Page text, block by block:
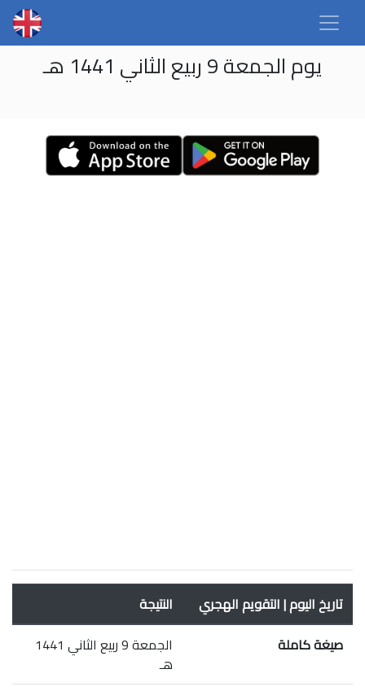
يوم الجمعة 9 ربيع الثاني 1441 هـ
تاريخ اليوم | التقويم الهجري
النتيجة
صيغة كاملة
الجمعة 9 ربيع الثاني 1441
هـ